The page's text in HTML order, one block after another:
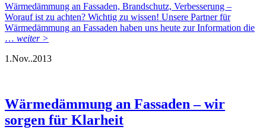
Wärmedämmung an Fassaden, Brandschutz, Verbesserung –
Worauf ist zu achten? Wichtig zu wissen! Unsere Partner für
Wärmedämmung an Fassaden haben uns heute zur Information die
… weiter >
1.Nov..2013
Wärmedämmung an Fassaden – wir
sorgen für Klarheit